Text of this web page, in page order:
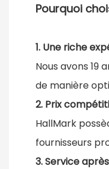
Pourquoi
1. Une riche
Nous avons
de manière
2. Prix
HallMark
fournisseurs
3. Service